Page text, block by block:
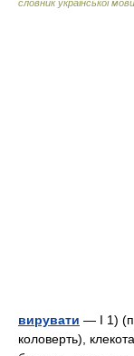
словник української мови
вирувати — I 1)
коловерть),